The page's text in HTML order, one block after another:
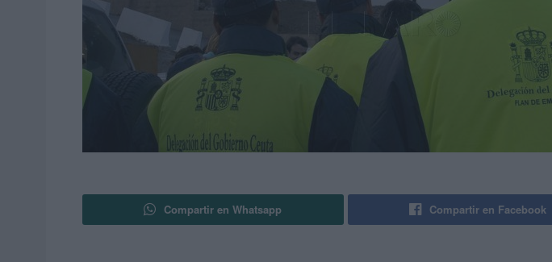
Compartir en Whatsapp Compartir en Facebook